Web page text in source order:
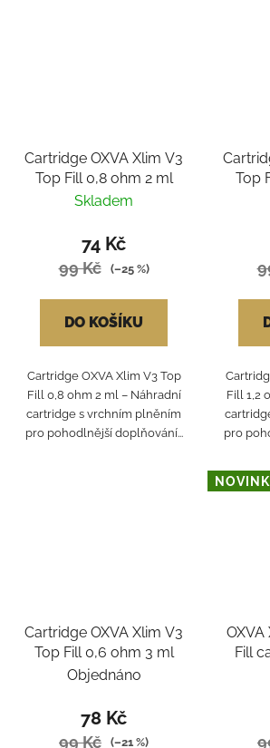
Cartridge OXVA Xlim V3
Top Fill 0,8 ohm 2 ml
Skladem
74 Kč
99 Kč (–25 %)
DO KOŠÍKU
Cartridge OXVA Xlim V3 Top
Fill 0,8 ohm 2 ml – Náhradní
cartridge s vrchním plněním
pro pohodlnější doplňování...
Top
Fill 1,2
pro
Cartridge OXVA Xlim V3
Top Fill 0,6 ohm 3 ml
Objednáno
78 Kč
99 Kč (–21 %)
OXVA
Fill